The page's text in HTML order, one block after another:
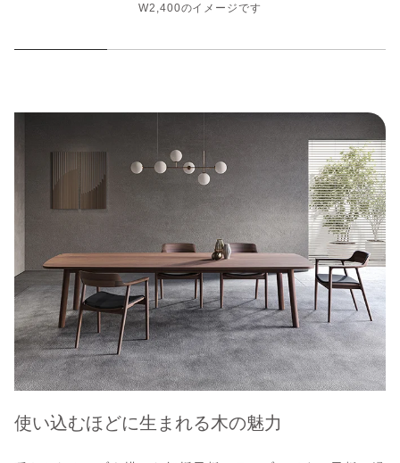
W2,400のイメージです
使い込むほどに生まれる木の魅力